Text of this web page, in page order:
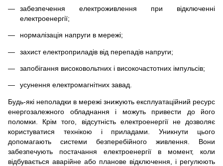
забезпечення електроживлення при відключенні
електроенергії;
нормалізація напруги в мережі;
захист електроприладів від перепадів напруги;
запобігання високовольтних і високочастотних імпульсів;
усунення електромагнітних завад.
Будь-які неполадки в мережі знижують експлуатаційний ресурс
енергозалежного обладнання і можуть привести до його
поломки. Крім того, відсутність електроенергії не дозволяє
користуватися технікою і приладами. Уникнути цього
допомагають системи безперебійного живлення. Вони
забезпечують постачання електроенергії в момент, коли
відбувається аварійне або планове відключення, і регулюють